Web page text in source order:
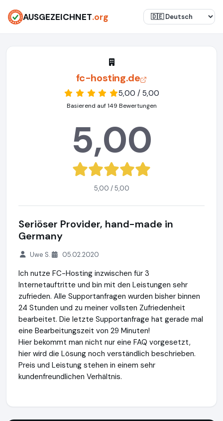
AUSGEZEICHNET.org
fc-hosting.de
5,00 / 5,00
Basierend auf 149 Bewertungen
5,00
5,00 / 5,00
Seriöser Provider, hand-made in
Germany
Uwe S. 05.02.2020
Ich nutze FC-Hosting inzwischen für 3
Internetauftritte und bin mit den Leistungen sehr
zufrieden. Alle Supportanfragen wurden bisher binnen
24 Stunden und zu meiner vollsten Zufriedenheit
bearbeitet. Die letzte Supportanfrage hat gerade mal
eine Bearbeitungszeit von 29 Minuten!
Hier bekommt man nicht nur eine FAQ vorgesetzt,
hier wird die Lösung noch verständlich beschrieben.
Preis und Leistung stehen in einem sehr
kundenfreundlichen Verhältnis.